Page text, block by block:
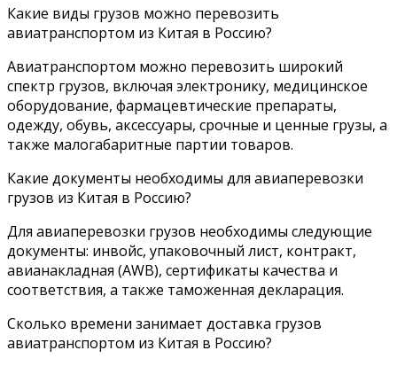
Какие виды грузов можно перевозить
авиатранспортом из Китая в Россию?
Авиатранспортом можно перевозить широкий
спектр грузов, включая электронику, медицинское
оборудование, фармацевтические препараты,
одежду, обувь, аксессуары, срочные и ценные грузы, а
также малогабаритные партии товаров.
Какие документы необходимы для авиаперевозки
грузов из Китая в Россию?
Для авиаперевозки грузов необходимы следующие
документы: инвойс, упаковочный лист, контракт,
авианакладная (AWB), сертификаты качества и
соответствия, а также таможенная декларация.
Сколько времени занимает доставка грузов
авиатранспортом из Китая в Россию?